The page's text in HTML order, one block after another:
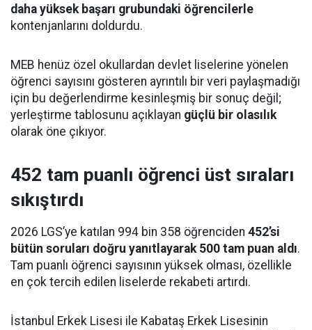
daha yüksek başarı grubundaki öğrencilerle
kontenjanlarını doldurdu.
MEB henüz özel okullardan devlet liselerine yönelen
öğrenci sayısını gösteren ayrıntılı bir veri paylaşmadığı
için bu değerlendirme kesinleşmiş bir sonuç değil;
yerleştirme tablosunu açıklayan güçlü bir olasılık
olarak öne çıkıyor.
452 tam puanlı öğrenci üst sıraları
sıkıştırdı
2026 LGS’ye katılan 994 bin 358 öğrenciden 452’si
bütün soruları doğru yanıtlayarak 500 tam puan aldı.
Tam puanlı öğrenci sayısının yüksek olması, özellikle
en çok tercih edilen liselerde rekabeti artırdı.
İstanbul Erkek Lisesi ile Kabataş Erkek Lisesinin